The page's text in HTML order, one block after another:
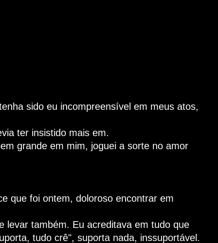
sido eu incompreensível em meus atos,
ter insistido mais em.
grande em mim, joguei a sorte no amor
que foi ontem, doloroso encontrar em
levar também. Eu acreditava em tudo que
tudo crê", suporta nada, inssuportável.